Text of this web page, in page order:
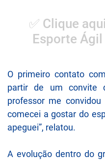
✅ Clique
Esporte
O primeiro contato
partir de um convite
professor me
comecei a gostar do
apeguei”, relatou.
A evolução dentro do